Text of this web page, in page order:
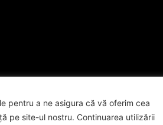
pentru a ne asigura că vă oferim cea
pe site-ul nostru. Continuarea utilizării